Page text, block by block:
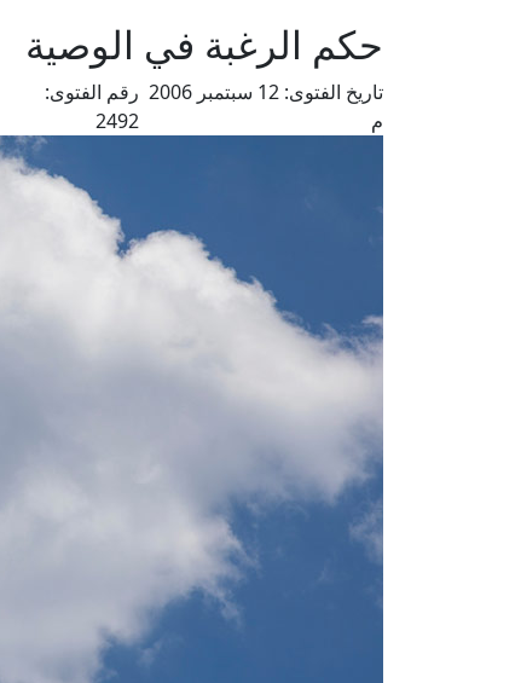
حكم الرغبة في الوصية
تاريخ الفتوى:
12 سبتمبر 2006
م
رقم الفتوى:
2492